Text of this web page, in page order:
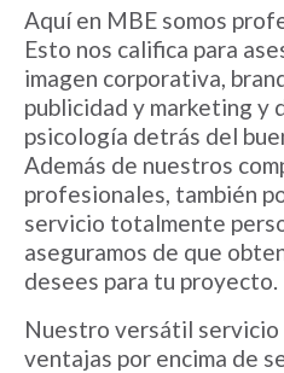
Aquí en MBE somos
Esto nos califica para
imagen corporativa,
publicidad y marketing y
psicología detrás del
Además de nuestros
profesionales, también
servicio totalmente
aseguramos de que
desees para tu proyecto.
Nuestro versátil servicio
ventajas por encima de